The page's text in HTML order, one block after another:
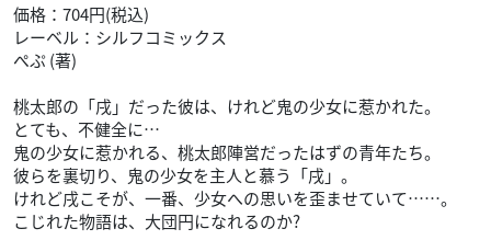
価格：704円(税込)
レーベル：シルフコミックス
ぺぷ (著)
桃太郎の「戌」だった彼は、けれど鬼の少女に惹かれた。
とても、不健全に…
鬼の少女に惹かれる、桃太郎陣営だったはずの青年たち。
彼らを裏切り、鬼の少女を主人と慕う「戌」。
けれど戌こそが、一番、少女への思いを歪ませていて……。
こじれた物語は、大団円になれるのか?